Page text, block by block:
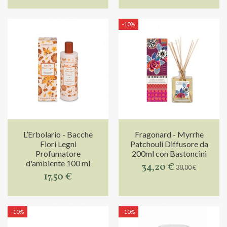
L’Erbolario - Bacche
Fiori Legni
Profumatore
d'ambiente 100 ml
17,50 €
-10%
Fragonard - Myrrhe
Patchouli Diffusore da
200ml con Bastoncini
34,20 €38,00 €
-10% -10%